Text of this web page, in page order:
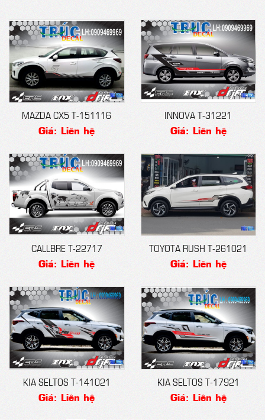
MAZDA CX5 T-151116
Giá: Liên hệ
INNOVA T-31221
Giá: Liên hệ
CALLBRE T-22717
Giá: Liên hệ
TOYOTA RUSH T-261021
Giá: Liên hệ
KIA SELTOS T-141021
Giá: Liên hệ
KIA SELTOS T-17921
Giá: Liên hệ